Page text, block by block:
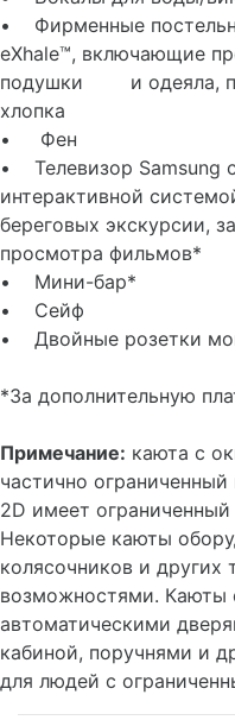
диски и ватные палочки
• Бокалы для воды/
• Фирменные
eXhale™, включающие
подушки и одеяла,
хлопка
• Телевизор Samsung
интерактивной
береговых экскурсии,
просмотра фильмов*
• Мини-бар*
• Сейф
• Двойные розетки
*За дополнительную
Примечание:
каюта с
частично ограниченный
2D имеет ограниченный
Некоторые каюты
колясочников и других
возможностями. Каюты
автоматическими
кабиной, поручнями и